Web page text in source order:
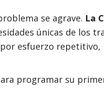
se agrave. La
únicas de los
esfuerzo
programar su